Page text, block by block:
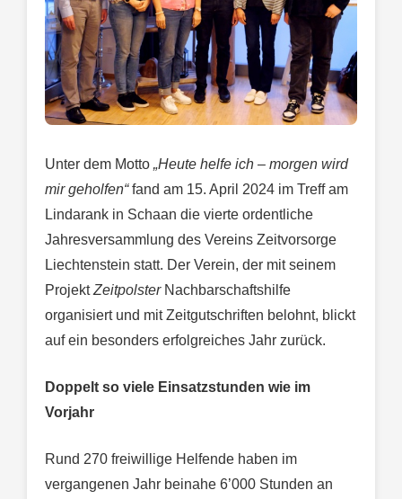
Unter dem Motto „Heute helfe ich – morgen wird
mir geholfen“fand am 15. April 2024 im Treff am
Lindarank in Schaan die vierte ordentliche
Jahresversammlung des Vereins Zeitvorsorge
Liechtenstein statt. Der Verein, der mit seinem
ProjektZeitpolsterNachbarschaftshilfe
organisiert und mit Zeitgutschriften belohnt, blickt
auf ein besonders erfolgreiches Jahr zurück.
Doppelt so viele Einsatzstunden wie im
Vorjahr
Rund 270 freiwillige Helfende haben im
vergangenen Jahr beinahe 6’000 Stunden an